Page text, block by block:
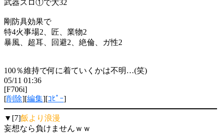
武器スロ①で大32
剛防具効果で
特4火事場2、匠、業物2
暴風、超耳、回避2、絶倫、ガ性2
100％維持で何に着ていくかは不明…(笑)
05/11 01:36
[F706i]
[削除][編集][ｺﾋﾟｰ]
▼[7]飯より浪漫
妄想なら負けませんｗｗ